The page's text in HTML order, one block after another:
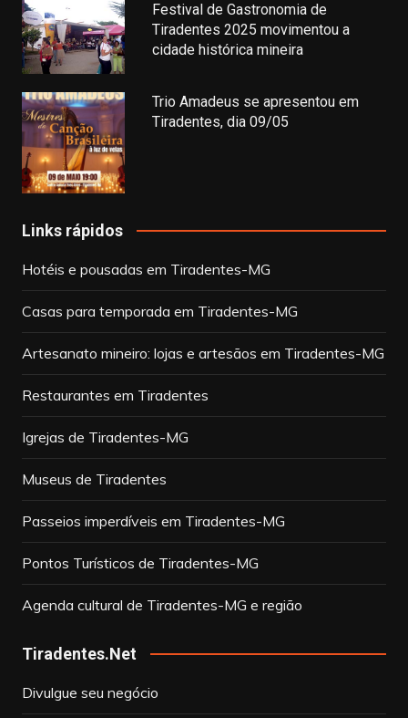
Festival de Gastronomia de
Tiradentes 2025 movimentou a
cidade histórica mineira
Trio Amadeus se apresentou em
Tiradentes, dia 09/05
Links rápidos
Hotéis e pousadas em Tiradentes-MG
Casas para temporada em Tiradentes-MG
Artesanato mineiro: lojas e artesãos em Tiradentes-MG
Restaurantes em Tiradentes
Igrejas de Tiradentes-MG
Museus de Tiradentes
Passeios imperdíveis em Tiradentes-MG
Pontos Turísticos de Tiradentes-MG
Agenda cultural de Tiradentes-MG e região
Tiradentes.Net
Divulgue seu negócio